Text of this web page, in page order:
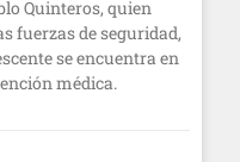
Quinteros, quien
fuerzas de seguridad,
se encuentra en
médica.